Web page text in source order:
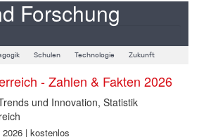
Forschung
Schulen Technologie Zukunft
- Zahlen & Fakten 2026
und Innovation, Statistik
| kostenlos